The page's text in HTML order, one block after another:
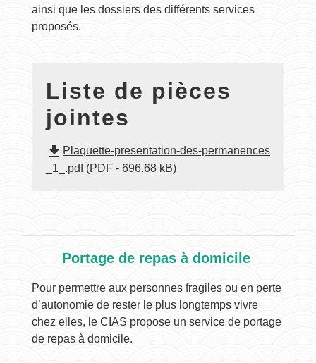
ainsi que les dossiers des différents services
proposés.
Liste de pièces
jointes
file_download Plaquette-presentation-des-permanences
_1_.pdf (PDF - 696.68 kB)
Portage de repas à domicile
Pour permettre aux personnes fragiles ou en perte
d’autonomie de rester le plus longtemps vivre
chez elles, le CIAS propose un service de portage
de repas à domicile.